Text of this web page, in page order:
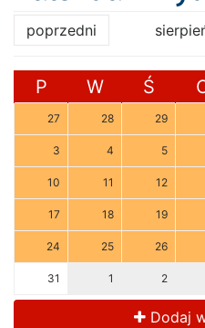
poprzedni
P W Ś
27 28 29
3 4 5
10 11 12
17 18 19
24 25 26
31 1 2
Dodaj